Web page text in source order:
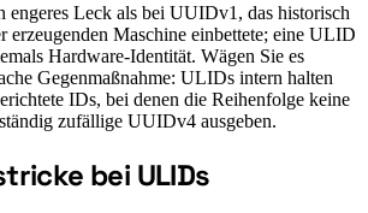
engeres Leck als bei UUIDv1, das historisch
erzeugenden Maschine einbettete; eine ULID
Hardware-Identität. Wägen Sie es
Gegenmaßnahme: ULIDs intern halten
IDs, bei denen die Reihenfolge keine
zufällige UUIDv4 ausgeben.
bei ULIDs